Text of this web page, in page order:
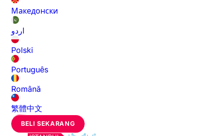
Македонски
اردو
Polski
Português
Română
繁體中文
BELI SEKARANG